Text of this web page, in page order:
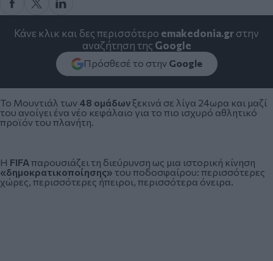
Κάνε κλικ και δες περισσότερο emakedonia.grστην
αναζήτηση της Google
Πρόσθεσέ το στην Google
Το Μουντιάλ των 48 ομάδων ξεκινά σε λίγα 24ωρα και μαζί
του ανοίγει ένα νέο κεφάλαιο για το πιο ισχυρό αθλητικό
προϊόν του πλανήτη.
Η FIFAπαρουσιάζει τη διεύρυνση ως μια ιστορική κίνηση
«δημοκρατικοποίησης» του ποδοσφαίρου: περισσότερες
χώρες, περισσότερες ήπειροι, περισσότερα όνειρα.